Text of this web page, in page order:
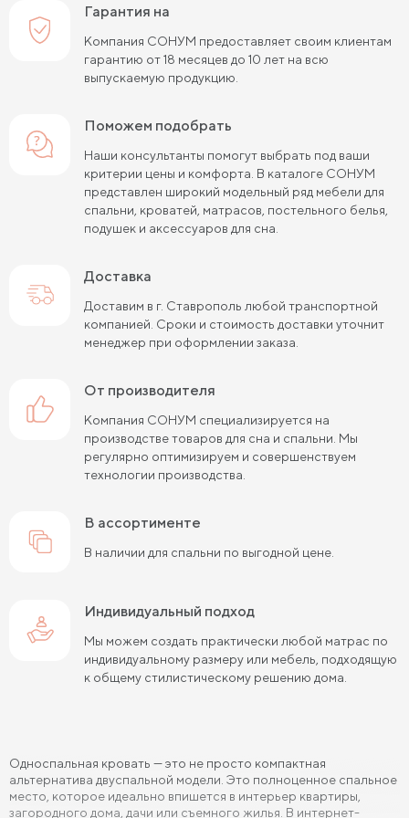
Гарантия на
Компания СОНУМ предоставляет своим клиентам
гарантию от 18 месяцев до 10 лет на всю
выпускаемую продукцию.
Поможем подобрать
Наши консультанты помогут выбрать под ваши
критерии цены и комфорта. В каталоге СОНУМ
представлен широкий модельный ряд мебели для
спальни, кроватей, матрасов, постельного белья,
подушек и аксессуаров для сна.
Доставка
Доставим в г. Ставрополь любой транспортной
компанией. Сроки и стоимость доставки уточнит
менеджер при оформлении заказа.
от производителя
Компания СОНУМ специализируется на
производстве товаров для сна и спальни. Мы
регулярно оптимизируем и совершенствуем
технологии производства.
в ассортименте
В наличии для спальни по выгодной цене.
Индивидуальный подход
Мы можем создать практически любой матрас по
индивидуальному размеру или мебель, подходящую
к общему стилистическому решению дома.
Односпальная кровать — это не просто компактная
альтернатива двуспальной модели. Это полноценное спальное
место, которое идеально впишется в интерьер квартиры,
загородного дома, дачи или съемного жилья. В интернет-